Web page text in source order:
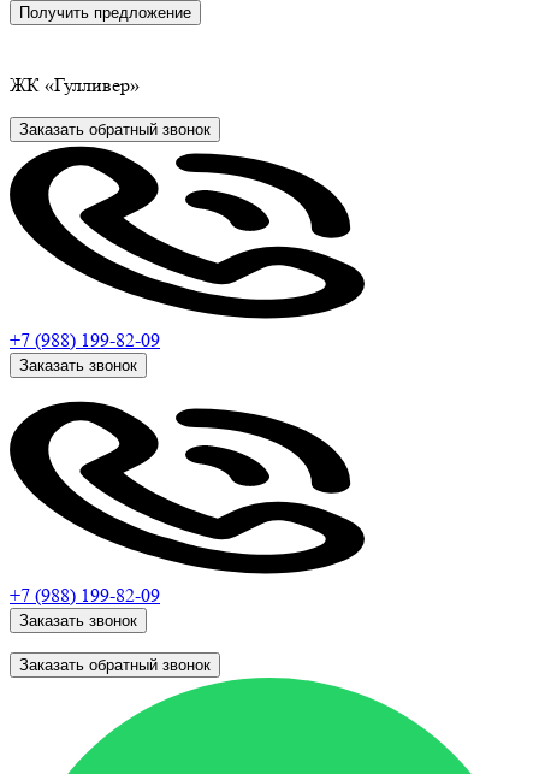
Получить предложение
ЖК «Гулливер»
Заказать обратный звонок
+7 (988) 199-82-09
Заказать звонок
+7 (988) 199-82-09
Заказать звонок
Заказать обратный звонок